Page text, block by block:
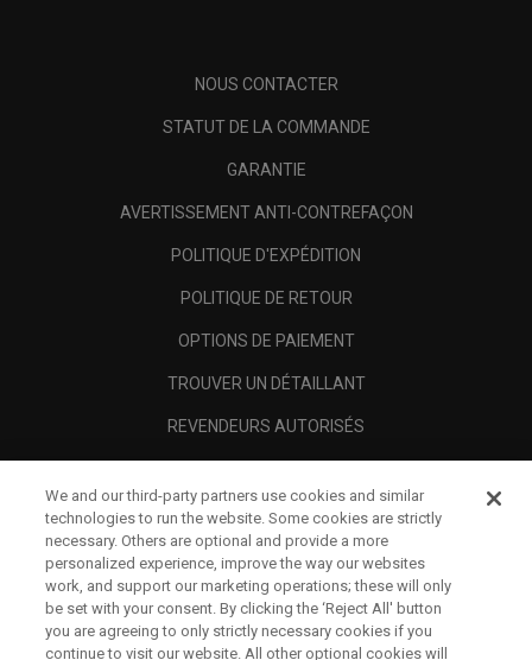
NOUS CONTACTER
STATUT DE LA COMMANDE
GARANTIE
AVERTISSEMENT ANTI-CONTREFAÇON
POLITIQUE D'EXPÉDITION
POLITIQUE DE RETOUR
OPTIONS DE PAIEMENT
TROUVER UN DÉTAILLANT
REVENDEURS AUTORISÉS
A PROPOS
MENTIONS LÉGALES
We and our third-party partners use cookies and similar
technologies to run the website. Some cookies are strictly
necessary. Others are optional and provide a more
personalized experience, improve the way our websites
work, and support our marketing operations; these will only
be set with your consent. By clicking the ‘Reject All' button
you are agreeing to only strictly necessary cookies if you
continue to visit our website. All other optional cookies will